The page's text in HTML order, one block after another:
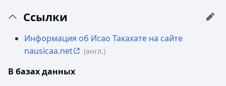
Ссылки
Информация об Исао Такахате на сайте
nausicaa.net
(англ.)
В базах данных